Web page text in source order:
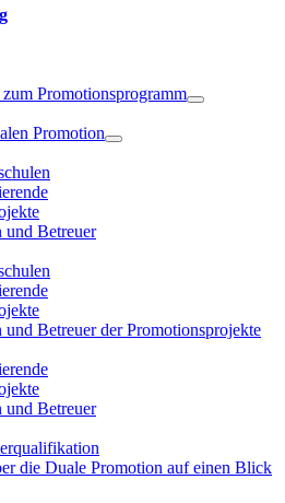
Promotionsprogramm
Promotion
und Betreuer
und Betreuer der Promotionsprojekte
und Betreuer
die Duale Promotion auf einen Blick